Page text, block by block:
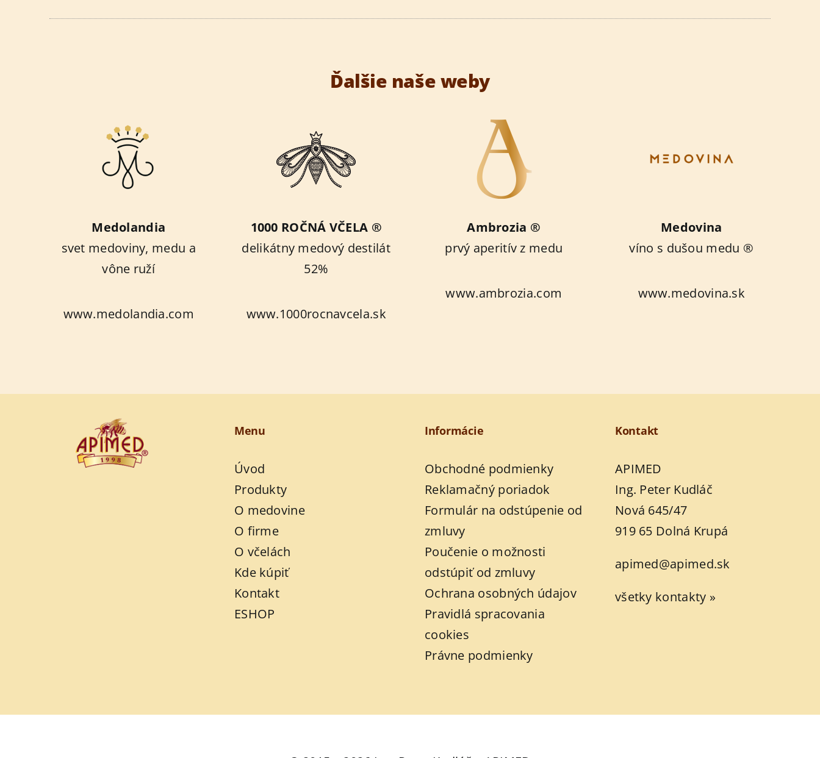
Ďalšie naše weby
Medolandia
svet medoviny, medu a
vône ruží
www.medolandia.com
1000 ROČNÁ VČELA ®
delikátny medový destilát
52%
www.1000rocnavcela.sk
Ambrozia ®
prvý aperitív z medu
www.ambrozia.com
Medovina
víno s dušou medu ®
www.medovina.sk
Menu
Úvod
Produkty
O medovine
O firme
O včelách
Kde kúpiť
Kontakt
ESHOP
Informácie
Obchodné podmienky
Reklamačný poriadok
Formulár na odstúpenie od
zmluvy
Poučenie o možnosti
odstúpiť od zmluvy
Ochrana osobných údajov
Pravidlá spracovania
cookies
Právne podmienky
Kontakt
APIMED
Ing. Peter Kudláč
Nová 645/47
919 65 Dolná Krupá
apimed@apimed.sk
všetky kontakty »